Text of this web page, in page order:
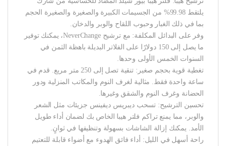
يلتقط 99.98% من الجسيمات الكبيرة والصغيرة والصغيرة الحجم
بما في ذلك الغبار وحبوب اللقاح والوبر والدخان.
وفر على البدائل المكلفة: مع ترشيح NeverChange، يمكنك توفير
ما يصل إلى 150 دولارًا على الفلاتر البديلة باهظة الثمن في
السنوات الخمس الأولى وحدها.
تغطية قوية بحجم صغير: تنقية تصل إلى 250 متر مربع. قدم في
ساعة واحدة فقط. مثالية لغرف النوم والمكاتب المنزلية ودور
الحضانة وغرف النوم والشقق وغيرها.
تحسين الترشيح: تسحب ديبريس ديفينس جزيئات مثل الشعر
والوبر، مما يمنع تراكم فلتر هيبا الخاص بك لضمان أداء طويل
الأمد. يمكنك إزالة الشاشات بسهولة وتنظيفها في ثوانٍ.
راحة أسهل في الليل: أداء فائق الهدوء مع أضواء قابلة للتعتيم